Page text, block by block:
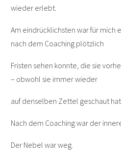
wieder erlebt.
Am eindrücklichsten war für mich
nach dem Coaching plötzlich
Fristen sehen konnte, die sie
– obwohl sie immer wieder
auf denselben Zettel geschaut
Nach dem Coaching war der
Der Nebel war weg.